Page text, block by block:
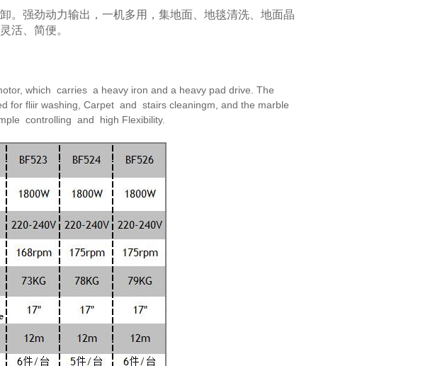
。强劲动力输出，一机多用，集地面、地毯清洗、地面晶
活、简便。
which carries a heavy iron and a heavy pad drive. The
for fliir washing, Carpet and stairs cleaningm, and the marble
controlling and high Flexibility.